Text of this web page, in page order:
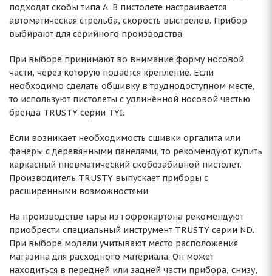
подходят скобы типа А. В пистолете настраивается
автоматическая стрельба, скорость выстрелов. Прибор
выбирают для серийного производства.
При выборе принимают во внимание форму носовой
части, через которую подаётся крепление. Если
необходимо сделать обшивку в труднодоступном месте,
то используют пистолеты с удлинённой носовой частью
бренда TRUSTY серии TYI.
Если возникает необходимость сшивки оргалита или
фанеры с деревянными панелями, то рекомендуют купить
каркасный пневматический скобозабивной пистолет.
Производитель TRUSTY выпускает приборы с
расширенными возможностями.
На производстве тары из гофрокартона рекомендуют
приобрести специальный инструмент TRUSTY серии ND.
При выборе модели учитывают место расположения
магазина для расходного материала. Он может
находиться в передней или задней части прибора, снизу,